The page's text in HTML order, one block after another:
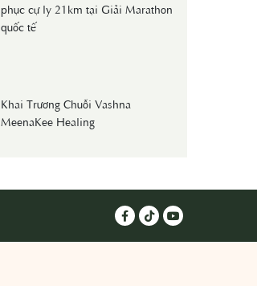
phục cự ly 21km tại Giải Marathon
quốc tế
Khai Trương Chuỗi Vashna
MeenaKee Healing